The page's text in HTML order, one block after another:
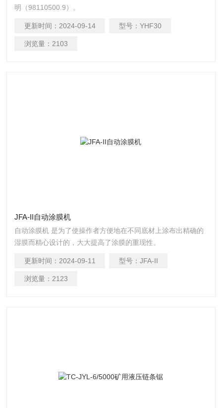
明（98110500.9）。
更新时间： 2024-09-14 型号： YHF30
浏览量： 2103
JFA-II自动涂膜机
自动涂膜机 是为了使操作者方便地在不同底材上涂布出精确的
湿膜而精心设计的，大大提高了涂膜的重现性。
更新时间： 2024-09-11 型号： JFA-II
浏览量： 2123